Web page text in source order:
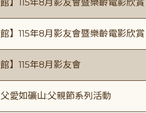
館】115年8月影友會暨樂齡電影欣賞
館】115年8月影友會暨樂齡電影欣賞
】115年8月影友會
父愛如礦山:父親節系列活動